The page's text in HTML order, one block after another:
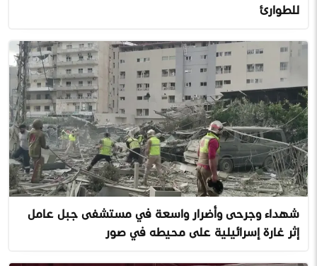
للطوارئ
شهداء وجرحى وأضرار واسعة في مستشفى جبل عامل
إثر غارة إسرائيلية على محيطه في صور